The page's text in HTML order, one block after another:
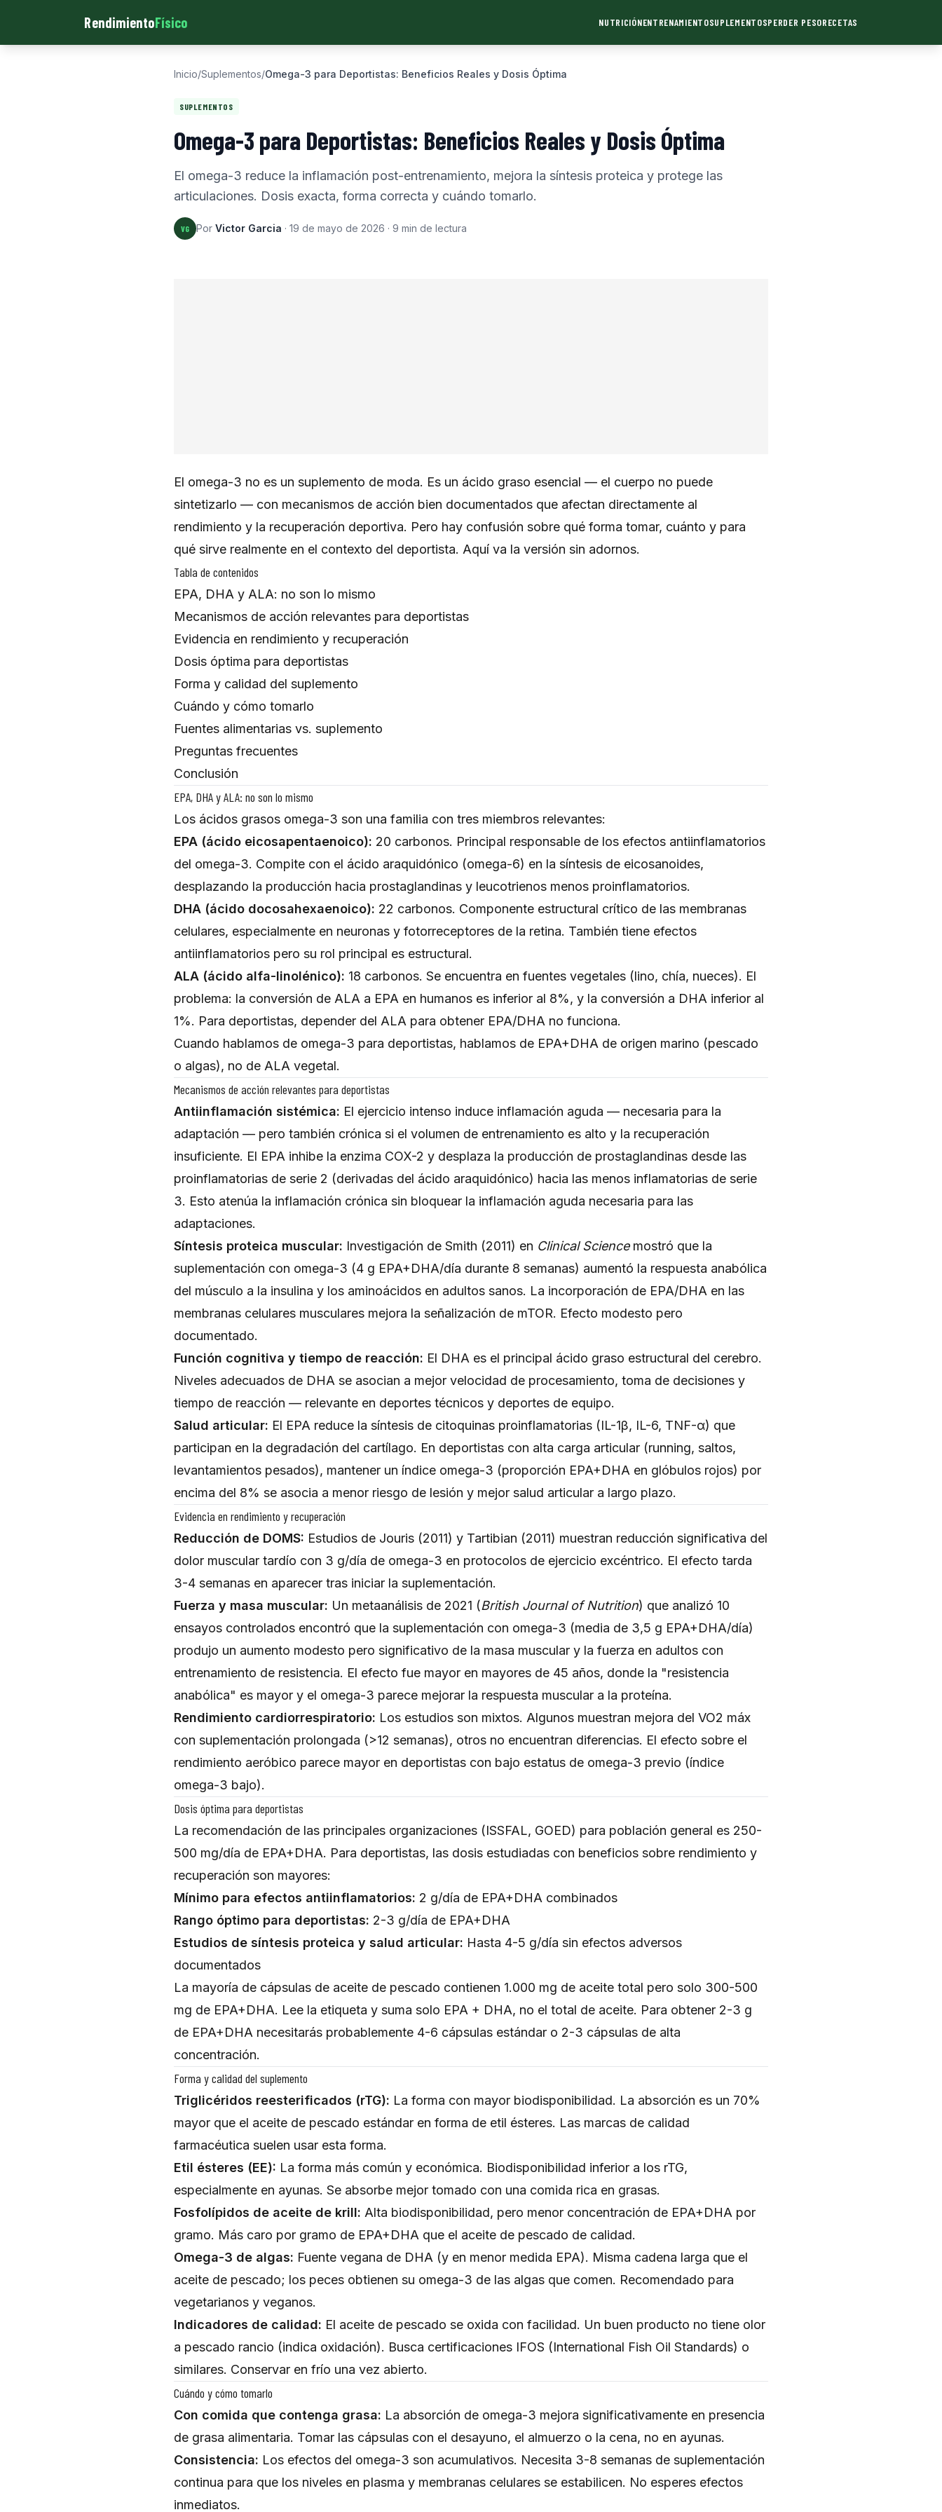
RendimientoFísico NUTRICIÓNENTRENAMIENTOSUPLEMENTOSPERDER PESORECETAS
Inicio/Suplementos/Omega-3 para Deportistas: Beneficios Reales y Dosis Óptima
SUPLEMENTOS
Omega-3 para Deportistas: Beneficios Reales y Dosis Óptima
El omega-3 reduce la inflamación post-entrenamiento, mejora la síntesis proteica y protege las
articulaciones. Dosis exacta, forma correcta y cuándo tomarlo.
VG Por Victor Garcia · 19 de mayo de 2026 · 9 min de lectura
El omega-3 no es un suplemento de moda. Es un ácido graso esencial — el cuerpo no puede
sintetizarlo — con mecanismos de acción bien documentados que afectan directamente al
rendimiento y la recuperación deportiva. Pero hay confusión sobre qué forma tomar, cuánto y para
qué sirve realmente en el contexto del deportista. Aquí va la versión sin adornos.
Tabla de contenidos
EPA, DHA y ALA: no son lo mismo
Mecanismos de acción relevantes para deportistas
Evidencia en rendimiento y recuperación
Dosis óptima para deportistas
Forma y calidad del suplemento
Cuándo y cómo tomarlo
Fuentes alimentarias vs. suplemento
Preguntas frecuentes
Conclusión
EPA, DHA y ALA: no son lo mismo
Los ácidos grasos omega-3 son una familia con tres miembros relevantes:
EPA (ácido eicosapentaenoico): 20 carbonos. Principal responsable de los efectos antiinflamatorios
del omega-3. Compite con el ácido araquidónico (omega-6) en la síntesis de eicosanoides,
desplazando la producción hacia prostaglandinas y leucotrienos menos proinflamatorios.
DHA (ácido docosahexaenoico): 22 carbonos. Componente estructural crítico de las membranas
celulares, especialmente en neuronas y fotorreceptores de la retina. También tiene efectos
antiinflamatorios pero su rol principal es estructural.
ALA (ácido alfa-linolénico): 18 carbonos. Se encuentra en fuentes vegetales (lino, chía, nueces). El
problema: la conversión de ALA a EPA en humanos es inferior al 8%, y la conversión a DHA inferior al
1%. Para deportistas, depender del ALA para obtener EPA/DHA no funciona.
Cuando hablamos de omega-3 para deportistas, hablamos de EPA+DHA de origen marino (pescado
o algas), no de ALA vegetal.
Mecanismos de acción relevantes para deportistas
Antiinflamación sistémica: El ejercicio intenso induce inflamación aguda — necesaria para la
adaptación — pero también crónica si el volumen de entrenamiento es alto y la recuperación
insuficiente. El EPA inhibe la enzima COX-2 y desplaza la producción de prostaglandinas desde las
proinflamatorias de serie 2 (derivadas del ácido araquidónico) hacia las menos inflamatorias de serie
3. Esto atenúa la inflamación crónica sin bloquear la inflamación aguda necesaria para las
adaptaciones.
Síntesis proteica muscular: Investigación de Smith (2011) en Clinical Sciencemostró que la
suplementación con omega-3 (4 g EPA+DHA/día durante 8 semanas) aumentó la respuesta anabólica
del músculo a la insulina y los aminoácidos en adultos sanos. La incorporación de EPA/DHA en las
membranas celulares musculares mejora la señalización de mTOR. Efecto modesto pero
documentado.
Función cognitiva y tiempo de reacción: El DHA es el principal ácido graso estructural del cerebro.
Niveles adecuados de DHA se asocian a mejor velocidad de procesamiento, toma de decisiones y
tiempo de reacción — relevante en deportes técnicos y deportes de equipo.
Salud articular: El EPA reduce la síntesis de citoquinas proinflamatorias (IL-1β, IL-6, TNF-α) que
participan en la degradación del cartílago. En deportistas con alta carga articular (running, saltos,
levantamientos pesados), mantener un índice omega-3 (proporción EPA+DHA en glóbulos rojos) por
encima del 8% se asocia a menor riesgo de lesión y mejor salud articular a largo plazo.
Evidencia en rendimiento y recuperación
Reducción de DOMS: Estudios de Jouris (2011) y Tartibian (2011) muestran reducción significativa del
dolor muscular tardío con 3 g/día de omega-3 en protocolos de ejercicio excéntrico. El efecto tarda
3-4 semanas en aparecer tras iniciar la suplementación.
Fuerza y masa muscular: Un metaanálisis de 2021 (British Journal of Nutrition) que analizó 10
ensayos controlados encontró que la suplementación con omega-3 (media de 3,5 g EPA+DHA/día)
produjo un aumento modesto pero significativo de la masa muscular y la fuerza en adultos con
entrenamiento de resistencia. El efecto fue mayor en mayores de 45 años, donde la "resistencia
anabólica" es mayor y el omega-3 parece mejorar la respuesta muscular a la proteína.
Rendimiento cardiorrespiratorio: Los estudios son mixtos. Algunos muestran mejora del VO2 máx
con suplementación prolongada (>12 semanas), otros no encuentran diferencias. El efecto sobre el
rendimiento aeróbico parece mayor en deportistas con bajo estatus de omega-3 previo (índice
omega-3 bajo).
Dosis óptima para deportistas
La recomendación de las principales organizaciones (ISSFAL, GOED) para población general es 250-
500 mg/día de EPA+DHA. Para deportistas, las dosis estudiadas con beneficios sobre rendimiento y
recuperación son mayores:
Mínimo para efectos antiinflamatorios: 2 g/día de EPA+DHA combinados
Rango óptimo para deportistas: 2-3 g/día de EPA+DHA
Estudios de síntesis proteica y salud articular: Hasta 4-5 g/día sin efectos adversos
documentados
La mayoría de cápsulas de aceite de pescado contienen 1.000 mg de aceite total pero solo 300-500
mg de EPA+DHA. Lee la etiqueta y suma solo EPA + DHA, no el total de aceite. Para obtener 2-3 g
de EPA+DHA necesitarás probablemente 4-6 cápsulas estándar o 2-3 cápsulas de alta
concentración.
Forma y calidad del suplemento
Triglicéridos reesterificados (rTG): La forma con mayor biodisponibilidad. La absorción es un 70%
mayor que el aceite de pescado estándar en forma de etil ésteres. Las marcas de calidad
farmacéutica suelen usar esta forma.
Etil ésteres (EE): La forma más común y económica. Biodisponibilidad inferior a los rTG,
especialmente en ayunas. Se absorbe mejor tomado con una comida rica en grasas.
Fosfolípidos de aceite de krill: Alta biodisponibilidad, pero menor concentración de EPA+DHA por
gramo. Más caro por gramo de EPA+DHA que el aceite de pescado de calidad.
Omega-3 de algas: Fuente vegana de DHA (y en menor medida EPA). Misma cadena larga que el
aceite de pescado; los peces obtienen su omega-3 de las algas que comen. Recomendado para
vegetarianos y veganos.
Indicadores de calidad: El aceite de pescado se oxida con facilidad. Un buen producto no tiene olor
a pescado rancio (indica oxidación). Busca certificaciones IFOS (International Fish Oil Standards) o
similares. Conservar en frío una vez abierto.
Cuándo y cómo tomarlo
Con comida que contenga grasa: La absorción de omega-3 mejora significativamente en presencia
de grasa alimentaria. Tomar las cápsulas con el desayuno, el almuerzo o la cena, no en ayunas.
Consistencia: Los efectos del omega-3 son acumulativos. Necesita 3-8 semanas de suplementación
continua para que los niveles en plasma y membranas celulares se estabilicen. No esperes efectos
inmediatos.